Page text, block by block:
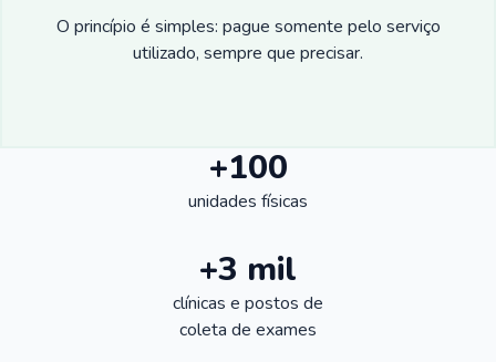
O princípio é simples: pague somente pelo serviço
utilizado, sempre que precisar.
+100
unidades físicas
+3 mil
clínicas e postos de
coleta de exames